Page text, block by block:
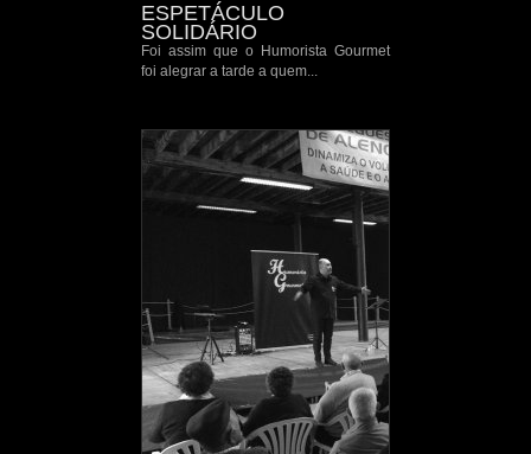
ESPETÁCULO
SOLIDÁRIO
Foi assim que o Humorista Gourmet
foi alegrar a tarde a quem...